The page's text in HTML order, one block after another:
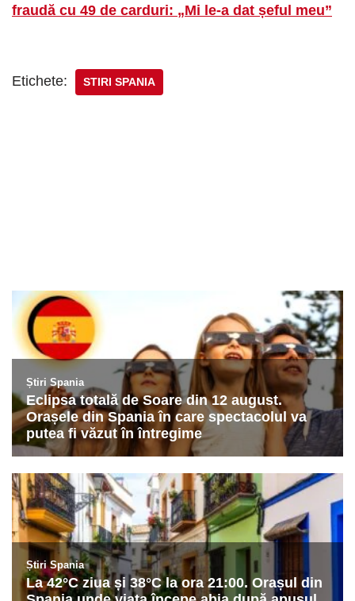
fraudă cu 49 de carduri: „Mi le-a dat șeful meu”
Etichete: STIRI SPANIA